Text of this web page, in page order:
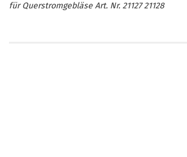
für Querstromgebläse Art. Nr. 21127 21128